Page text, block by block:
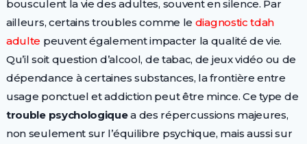
bousculent la vie des adultes, souvent en silence. Par
ailleurs, certains troubles comme le diagnostic tdah
adulte peuvent également impacter la qualité de vie.
Qu’il soit question d’alcool, de tabac, de jeux vidéo ou de
dépendance à certaines substances, la frontière entre
usage ponctuel et addiction peut être mince. Ce type de
trouble psychologiquea des répercussions majeures,
non seulement sur l’équilibre psychique, mais aussi sur